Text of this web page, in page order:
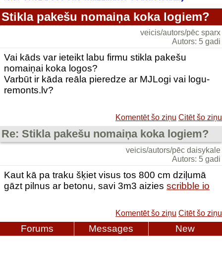
Stikla pakešu nomaiņa koka logiem?
veicis/autors/pēc sparx
Autors: 5 gadi
Vai kāds var ieteikt labu firmu stikla pakešu
nomaiņai koka logos?
Varbūt ir kāda reāla pieredze ar MJLogi vai logu-
remonts.lv?
Komentēt šo ziņu Citēt šo ziņu
Re: Stikla pakešu nomaiņa koka logiem?
veicis/autors/pēc daisykale
Autors: 5 gadi
Kaut kā pa traku šķiet visus tos 800 cm dziļumā
gāzt pilnus ar betonu, savi 3m3 aizies scribble io
Komentēt šo ziņu Citēt šo ziņu
Forums Messages New